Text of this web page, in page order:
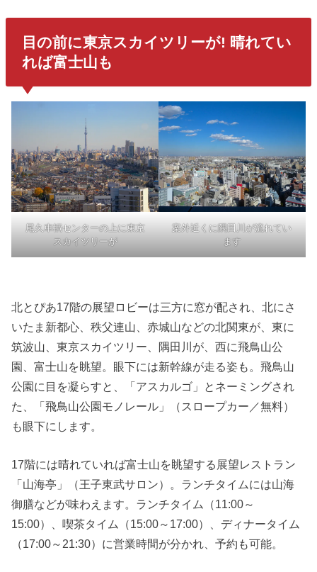
目の前に東京スカイツリーが! 晴れてい
れば富士山も
尾久車輌センターの上に東京
スカイツリーが
案外近くに隅田川が流れてい
ます
北とぴあ17階の展望ロビーは三方に窓が配され、北にさ
いたま新都心、秩父連山、赤城山などの北関東が、東に
筑波山、東京スカイツリー、隅田川が、西に飛鳥山公
園、富士山を眺望。眼下には新幹線が走る姿も。飛鳥山
公園に目を凝らすと、「アスカルゴ」とネーミングされ
た、「飛鳥山公園モノレール」（スロープカー／無料）
も眼下にします。
17階には晴れていれば富士山を眺望する展望レストラン
「山海亭」（王子東武サロン）。ランチタイムには山海
御膳などが味わえます。ランチタイム（11:00～
15:00）、喫茶タイム（15:00～17:00）、ディナータイム
（17:00～21:30）に営業時間が分かれ、予約も可能。